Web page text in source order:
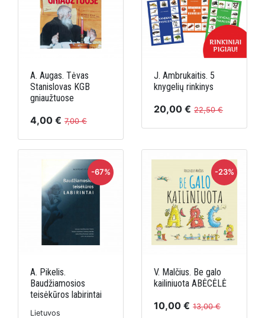
A. Augas. Tėvas
Stanislovas KGB
gniaužtuose
4,00 € 7,00 €
J. Ambrukaitis. 5
knygelių rinkinys
20,00 € 22,50 €
-67%
A. Pikelis.
Baudžiamosios
teisėkūros labirintai
Lietuvos
-23%
V. Malčius. Be galo
kailiniuota ABĖCĖLĖ
10,00 € 13,00 €